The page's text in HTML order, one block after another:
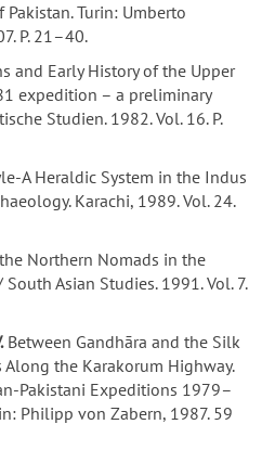
Turin: Umberto
P. 21–40.
and Early History of the Upper
expedition – a preliminary
Studien. 1982. Vol. 16. P.
A Heraldic System in the Indus
Karachi, 1989. Vol. 24.
Northern Nomads in the
Asian Studies. 1991. Vol. 7.
Between Gandhāra and the Silk
Along the Karakorum Highway.
Pakistani Expeditions 1979–
Philipp von Zabern, 1987. 59